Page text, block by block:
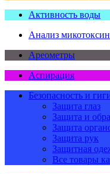
Активность воды
Анализ
Ареометры
Аспирация
Безопасность и
Защита глаз
Защита и
Защита
Защита рук
Защитная
Все товары